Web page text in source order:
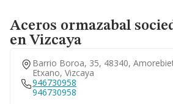
Aceros ormazabal
en Vizcaya
Barrio Boroa, 35, 48340,
Etxano, Vizcaya
946730958
946730958